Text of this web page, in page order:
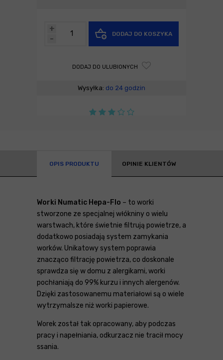
-
+
DODAJ DO KOSZYKA
DODAJ DO ULUBIONYCH
Wysyłka: do 24 godzin
OPIS PRODUKTU OPINIE KLIENTÓW
Worki Numatic Hepa-Flo – to worki
stworzone ze specjalnej włókniny o wielu
warstwach, które świetnie filtrują powietrze, a
dodatkowo posiadają system zamykania
worków. Unikatowy system poprawia
znacząco filtrację powietrza, co doskonale
sprawdza się w domu z alergikami, worki
pochłaniają do 99% kurzu i innych alergenów.
Dzięki zastosowanemu materiałowi są o wiele
wytrzymalsze niż worki papierowe.
Worek został tak opracowany, aby podczas
pracy i napełniania, odkurzacz nie tracił mocy
ssania.